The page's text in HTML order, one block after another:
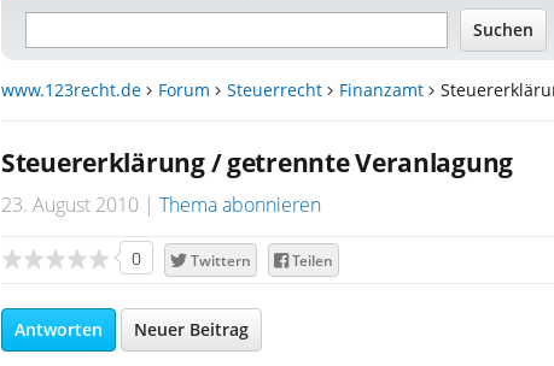
www.123recht.de Forum Steuerrecht Finanzamt
Steuererklärung / getrennte Veranlagung
23. August 2010 Thema abonnieren
0 Twittern Teilen
Antworten Neuer Beitrag